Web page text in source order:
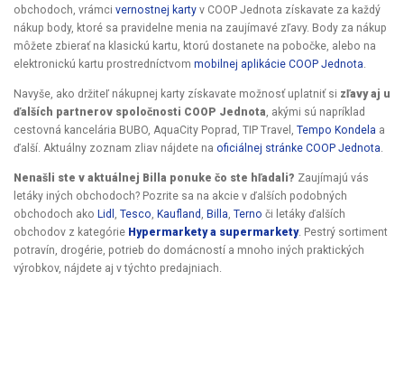
obchodoch, vrámci vernostnej karty v COOP Jednota získavate za každý
nákup body, ktoré sa pravidelne menia na zaujímavé zľavy. Body za nákup
môžete zbierať na klasickú kartu, ktorú dostanete na pobočke, alebo na
elektronickú kartu prostredníctvom mobilnej aplikácie COOP Jednota.
Navyše, ako držiteľ nákupnej karty získavate možnosť uplatniť si zľavy aj u
ďalších partnerov spoločnosti COOP Jednota, akými sú napríklad
cestovná kancelária BUBO, AquaCity Poprad, TIP Travel, Tempo Kondela a
ďalší. Aktuálny zoznam zliav nájdete na oficiálnej stránke COOP Jednota.
Nenašli ste v aktuálnej Billa ponuke čo ste hľadali? Zaujímajú vás
letáky iných obchodoch? Pozrite sa na akcie v ďalších podobných
obchodoch ako Lidl , Tesco, Kaufland , Billa, Terno či letáky ďalších
obchodov z kategórie Hypermarkety a supermarkety. Pestrý sortiment
potravín, drogérie, potrieb do domácností a mnoho iných praktických
výrobkov, nájdete aj v týchto predajniach.